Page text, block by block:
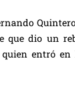
que dio un
quien entró